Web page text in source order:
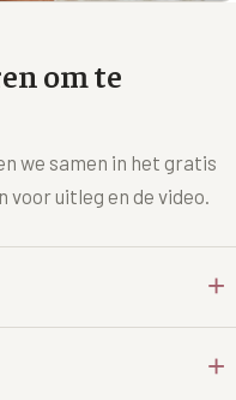
om te
we samen in het gratis
uitleg en de video.
+
+